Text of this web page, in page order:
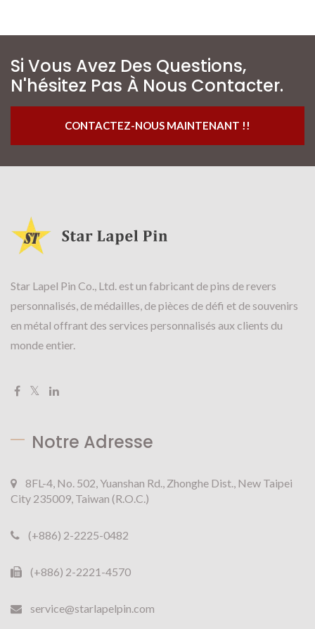
Si Vous Avez Des Questions,
N'hésitez Pas À Nous Contacter.
CONTACTEZ-NOUS MAINTENANT !!
Star Lapel Pin Co., Ltd. est un fabricant de pins de revers
personnalisés, de médailles, de pièces de défi et de souvenirs
en métal offrant des services personnalisés aux clients du
monde entier.
Notre Adresse
8FL-4, No. 502, Yuanshan Rd., Zhonghe Dist., New Taipei
City 235009, Taiwan (R.O.C.)
(+886) 2-2225-0482
(+886) 2-2221-4570
service@starlapelpin.com